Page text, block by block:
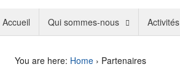
Accueil Qui sommes-nous Activités
You are here: Home › Partenaires